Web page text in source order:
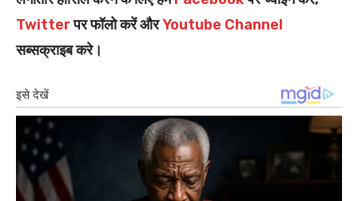
Twitterपर फॉलो करें औरYoutube Channel
सब्सक्राइब करे।